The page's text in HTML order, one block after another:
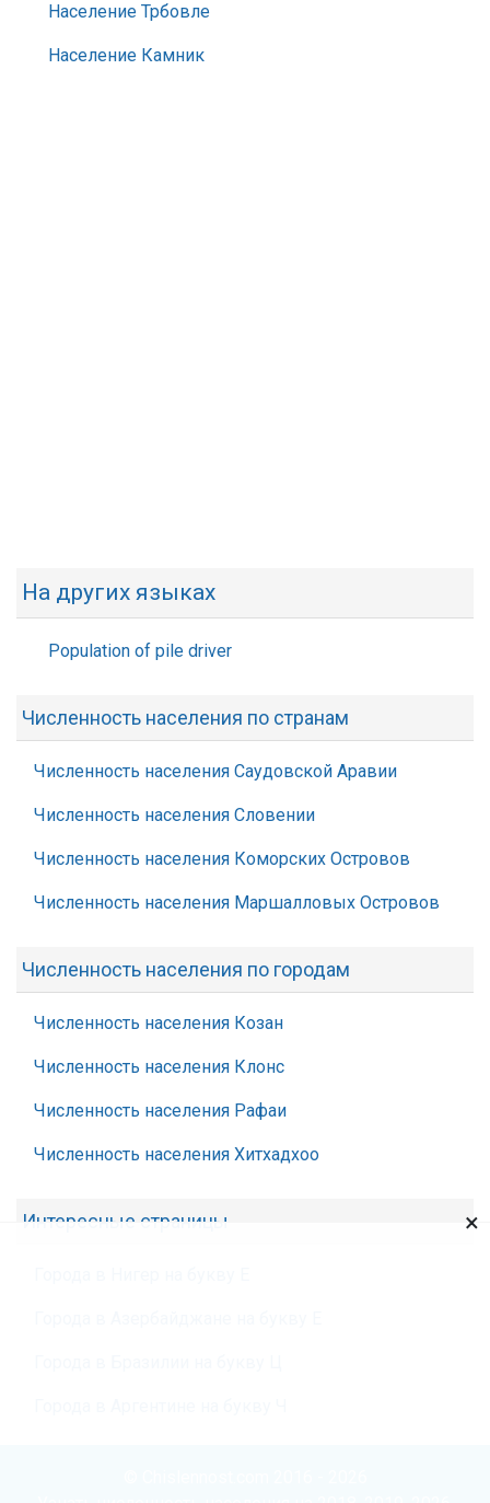
Население Трбовле
Население Камник
На других языках
Population of pile driver
Численность населения по странам
Численность населения Саудовской Аравии
Численность населения Словении
Численность населения Коморских Островов
Численность населения Маршалловых Островов
Численность населения по городам
Численность населения Козан
Численность населения Клонс
Численность населения Рафаи
Численность населения Хитхадхоо
Интересные страницы ×